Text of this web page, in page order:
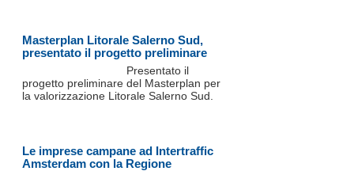
Masterplan Litorale Salerno Sud,
presentato il progetto preliminare
Presentato il
progetto preliminare del Masterplan per
la valorizzazione Litorale Salerno Sud.
Le imprese campane ad Intertraffic
Amsterdam con la Regione